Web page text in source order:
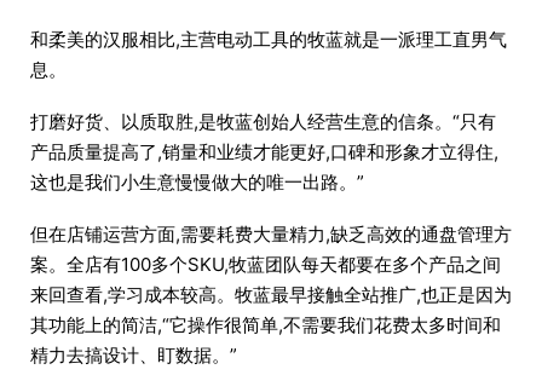
和柔美的汉服相比,主营电动工具的牧蓝就是一派理工直男气
息。
打磨好货、以质取胜,是牧蓝创始人经营生意的信条。“只有
产品质量提高了,销量和业绩才能更好,口碑和形象才立得住,
这也是我们小生意慢慢做大的唯一出路。”
但在店铺运营方面,需要耗费大量精力,缺乏高效的通盘管理方
案。全店有100多个SKU,牧蓝团队每天都要在多个产品之间
来回查看,学习成本较高。牧蓝最早接触全站推广,也正是因为
其功能上的简洁,“它操作很简单,不需要我们花费太多时间和
精力去搞设计、盯数据。”